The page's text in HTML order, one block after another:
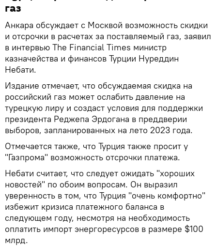
газ
Анкара обсуждает с Москвой возможность скидки
и отсрочки в расчетах за поставляемый газ, заявил
в интервью The Financial Times министр
казначейства и финансов Турции Нуреддин
Небати.
Издание отмечает, что обсуждаемая скидка на
российский газ может ослабить давление на
турецкую лиру и создаст условия для поддержки
президента Реджепа Эрдогана в преддверии
выборов, запланированных на лето 2023 года.
Отмечается также, что Турция также просит у
"Газпрома" возможность отсрочки платежа.
Небати считает, что следует ожидать "хороших
новостей" по обоим вопросам. Он выразил
уверенность в том, что Турция "очень комфортно"
избежит кризиса платежного баланса в
следующем году, несмотря на необходимость
оплатить импорт энергоресурсов в размере $100
млрд.